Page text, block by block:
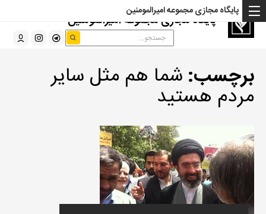
پایگاه مجازی مجموعه امیرالمومنین
پایگاه مجازی مجموعه امیرالمومنین
برچسب: شما هم مثل سایر
مردم هستید